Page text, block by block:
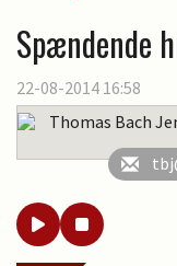
Spændende
22-08-2014 16:58
Thomas Bach